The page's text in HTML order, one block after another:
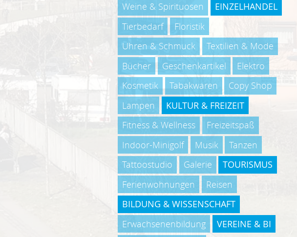
Weine & Spirituosen
EINZELHANDEL
Tierbedarf
Floristik
Uhren & Schmuck
Textilien & Mode
Bücher
Geschenkartikel
Elektro
Kosmetik
Tabakwaren
Copy Shop
Lampen
KULTUR & FREIZEIT
Fitness & Wellness
Freizeitspaß
Indoor-Minigolf
Musik
Tanzen
Tattoostudio
Galerie
TOURISMUS
Ferienwohnungen
Reisen
BILDUNG & WISSENSCHAFT
Erwachsenenbildung
VEREINE & BI